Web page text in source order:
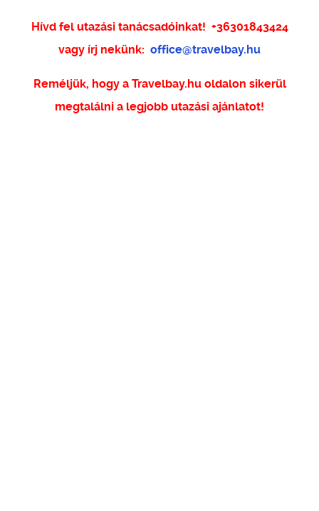
Hívd fel utazási tanácsadóinkat! +36301843424
vagy írj nekünk: office@travelbay.hu
Reméljük, hogy a Travelbay.hu oldalon sikerül
megtalálni a legjobb utazási ajánlatot!